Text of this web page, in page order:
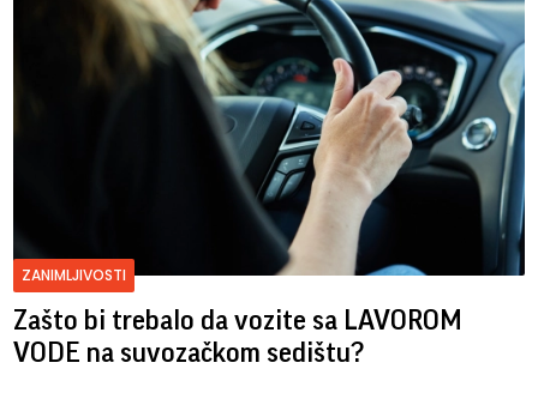
ZANIMLJIVOSTI
Zašto bi trebalo da vozite sa LAVOROM
VODE na suvozačkom sedištu?